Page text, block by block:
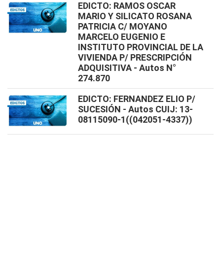
EDICTO: RAMOS OSCAR
MARIO Y SILICATO ROSANA
PATRICIA C/ MOYANO
MARCELO EUGENIO E
INSTITUTO PROVINCIAL DE LA
VIVIENDA P/ PRESCRIPCIÓN
ADQUISITIVA - Autos N°
274.870
EDICTO: FERNANDEZ ELIO P/
SUCESIÓN - Autos CUIJ: 13-
08115090-1((042051-4337))